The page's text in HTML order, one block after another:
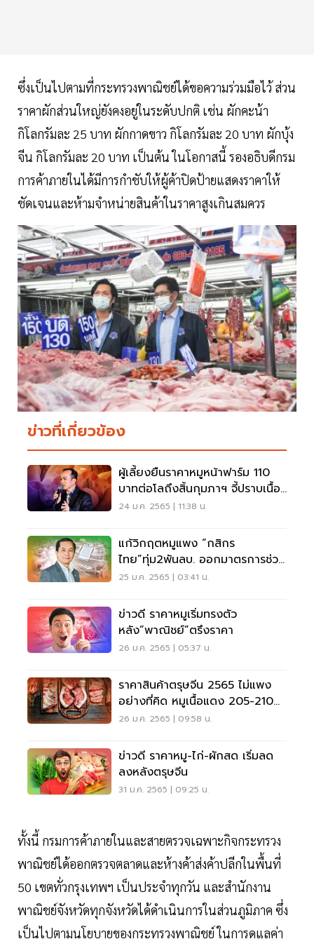
ซึ่งเป็นไปตามที่กระทรวงพาณิชย์ได้ขอความร่วมมือไว้ ส่วน
ราคาผักส่วนใหญ่ยังคงอยู่ในระดับปกติ เช่น ผักคะน้า
กิโลกรัมละ 25 บาท ผักกาดขาว กิโลกรัมละ 20 บาท ผักบุ้ง
จีน กิโลกรัมละ 20 บาท เป็นต้น ในโอกาสนี้ รองอธิบดีกรม
การค้าภายในได้มีการกำชับให้ผู้ค้าปิดป้ายแสดงราคาให้
ชัดเจนและห้ามจำหน่ายสินค้าในราคาสูงเกินสมควร
ข่าวที่เกี่ยวข้อง
ผู้เลี้ยงยืนราคาหมูหน้าฟาร์ม 110
บาทต่อโลถึงสิ้นกุมภาฯ จี้ปราบเนื้อ
เถื่อน
24 ม.ค. 2565 | 11:38 น.
แก้วิกฤตหมูแพง “กสิกร
ไทย”ทุ่ม2พันลบ. ออกมาตรการช่วย
เหลือเร่งด่วน
25 ม.ค. 2565 | 03:41 น.
ข่าวดี ราคาหมูเริ่มทรงตัว
หลัง”พาณิชย์”ตรึงราคา
26 ม.ค. 2565 | 05:37 น.
ราคาสินค้าตรุษจีน 2565 ไม่แพง
อย่างที่คิด หมูเนื้อแดง 205-210
บาท
26 ม.ค. 2565 | 09:58 น.
ข่าวดี ราคาหมู-ไก่-ผักสด เริ่มลด
ลงหลังตรุษจีน
31 ม.ค. 2565 | 09:25 น.
ทั้งนี้ กรมการค้าภายในและสายตรวจเฉพาะกิจกระทรวง
พาณิชย์ได้ออกตรวจตลาดและห้างค้าส่งค้าปลีกในพื้นที่
50 เขตทั่วกรุงเทพฯ เป็นประจำทุกวัน และสำนักงาน
พาณิชย์จังหวัดทุกจังหวัดได้ดำเนินการในส่วนภูมิภาค ซึ่ง
เป็นไปตามนโยบายของกระทรวงพาณิชย์ ในการดูแลค่า